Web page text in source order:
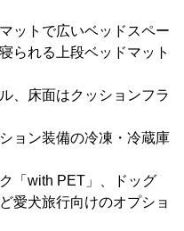
ットで広いベッドスペー
られる上段ベッドマット
、床面はクッションフラ
ョン装備の冷凍・冷蔵庫
「with PET」、ドッグ
愛犬旅行向けのオプショ